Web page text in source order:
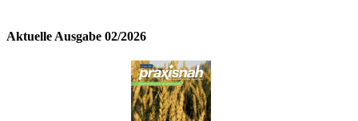
Aktuelle Ausgabe 02/2026